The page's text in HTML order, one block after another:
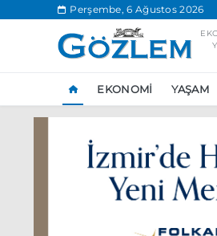
Perşembe, 6 Ağustos 2026
EKONOMI YAŞAM